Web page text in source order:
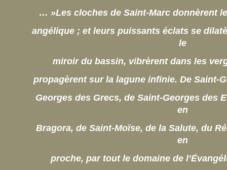
… »Les cloches de Saint-Marc donnèrent
angélique ; et leurs puissants éclats se
le
miroir du bassin, vibrèrent dans les
propagèrent sur la lagune infinie. De Saint-
Georges des Grecs, de Saint-Georges des
en
Bragora, de Saint-Moïse, de la Salute, du
en
proche, par tout le domaine de